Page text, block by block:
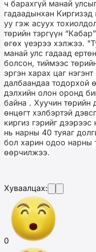
ч барахгүй манай
гадаадынхан Киргизэд
уу гэж асуух
төрийн тэргүүн
өгөх үеэрээ хэлжээ.
манай улс гадаад
болсон, тиймээс
эргэн харах цаг
далбаандаа тодорхой
дэлхийн олон оронд
байна . Хуучин төрийн
өнцөгт хэлбэртэй
киргиз гэрийг
нь нарны 40 туяаг
бол харин одоо нарны
өөрчилжээ.
Хуваалцах:
0